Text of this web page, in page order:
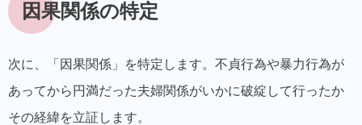
因果関係の特定
次に、「因果関係」を特定します。不貞行為や暴力行為が
あってから円満だった夫婦関係がいかに破綻して行ったか
その経緯を立証します。